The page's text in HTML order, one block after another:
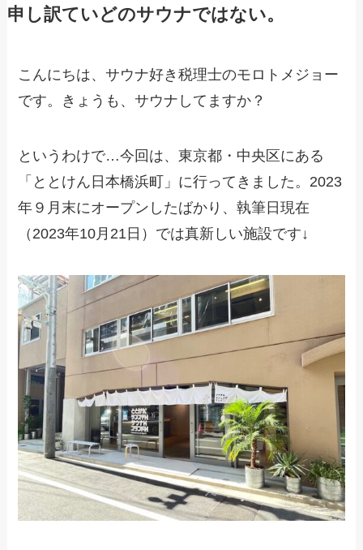
申し訳ていどのサウナではない。
こんにちは、サウナ好き税理士のモロトメジョー
です。きょうも、サウナしてますか？
というわけで…今回は、東京都・中央区にある
「ととけん日本橋浜町」に行ってきました。2023
年９月末にオープンしたばかり、執筆日現在
（2023年10月21日）では真新しい施設です↓